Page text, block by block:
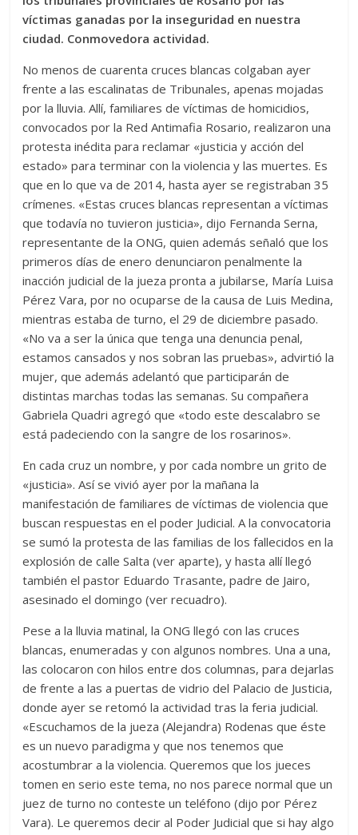
víctimas ganadas por la inseguridad en nuestra
ciudad. Conmovedora actividad.
No menos de cuarenta cruces blancas colgaban ayer
frente a las escalinatas de Tribunales, apenas mojadas
por la lluvia. Allí, familiares de víctimas de homicidios,
convocados por la Red Antimafia Rosario, realizaron una
protesta inédita para reclamar «justicia y acción del
estado» para terminar con la violencia y las muertes. Es
que en lo que va de 2014, hasta ayer se registraban 35
crímenes. «Estas cruces blancas representan a víctimas
que todavía no tuvieron justicia», dijo Fernanda Serna,
representante de la ONG, quien además señaló que los
primeros días de enero denunciaron penalmente la
inacción judicial de la jueza pronta a jubilarse, María Luisa
Pérez Vara, por no ocuparse de la causa de Luis Medina,
mientras estaba de turno, el 29 de diciembre pasado.
«No va a ser la única que tenga una denuncia penal,
estamos cansados y nos sobran las pruebas», advirtió la
mujer, que además adelantó que participarán de
distintas marchas todas las semanas. Su compañera
Gabriela Quadri agregó que «todo este descalabro se
está padeciendo con la sangre de los rosarinos».
En cada cruz un nombre, y por cada nombre un grito de
«justicia». Así se vivió ayer por la mañana la
manifestación de familiares de víctimas de violencia que
buscan respuestas en el poder Judicial. A la convocatoria
se sumó la protesta de las familias de los fallecidos en la
explosión de calle Salta (ver aparte), y hasta allí llegó
también el pastor Eduardo Trasante, padre de Jairo,
asesinado el domingo (ver recuadro).
Pese a la lluvia matinal, la ONG llegó con las cruces
blancas, enumeradas y con algunos nombres. Una a una,
las colocaron con hilos entre dos columnas, para dejarlas
de frente a las a puertas de vidrio del Palacio de Justicia,
donde ayer se retomó la actividad tras la feria judicial.
«Escuchamos de la jueza (Alejandra) Rodenas que éste
es un nuevo paradigma y que nos tenemos que
acostumbrar a la violencia. Queremos que los jueces
tomen en serio este tema, no nos parece normal que un
juez de turno no conteste un teléfono (dijo por Pérez
Vara). Le queremos decir al Poder Judicial que si hay algo